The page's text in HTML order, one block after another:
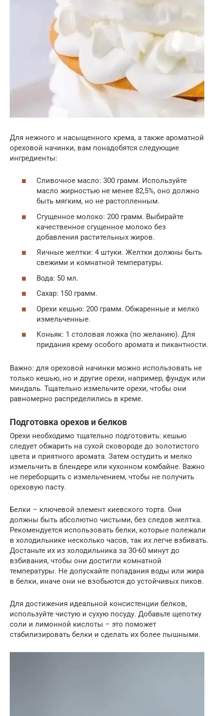
Для нежного и насыщенного крема, а также ароматной
ореховой начинки, вам понадобятся следующие
ингредиенты:
Сливочное масло: 300 грамм. Используйте
масло жирностью не менее 82,5%, оно должно
быть мягким, но не растопленным.
Сгущенное молоко: 200 грамм. Выбирайте
качественное сгущенное молоко без
добавления растительных жиров.
Яичные желтки: 4 штуки. Желтки должны быть
свежими и комнатной температуры.
Вода: 50 мл.
Сахар: 150 грамм.
Орехи кешью: 200 грамм. Обжаренные и мелко
измельченные.
Коньяк: 1 столовая ложка (по желанию). Для
придания крему особого аромата и пикантности.
Важно: для ореховой начинки можно использовать не
только кешью, но и другие орехи, например, фундук или
миндаль. Тщательно измельчите орехи, чтобы они
равномерно распределились в креме.
Подготовка орехов и белков
Орехи необходимо тщательно подготовить: кешью
следует обжарить на сухой сковороде до золотистого
цвета и приятного аромата. Затем остудить и мелко
измельчить в блендере или кухонном комбайне. Важно
не переборщить с измельчением, чтобы не получить
ореховую пасту.
Белки – ключевой элемент киевского торта. Они
должны быть абсолютно чистыми, без следов желтка.
Рекомендуется использовать белки, которые полежали
в холодильнике несколько часов, так их легче взбивать.
Достаньте их из холодильника за 30-60 минут до
взбивания, чтобы они достигли комнатной
температуры. Не допускайте попадания воды или жира
в белки, иначе они не взобьются до устойчивых пиков.
Для достижения идеальной консистенции белков,
используйте чистую и сухую посуду. Добавьте щепотку
соли и лимонной кислоты – это поможет
стабилизировать белки и сделать их более пышными.